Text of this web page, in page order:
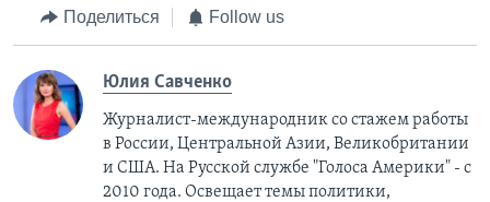
Поделиться Follow us
Юлия Савченко
Журналист-международник cо стажем работы
в России, Центральной Азии, Великобритании
и США. На Русской службе "Голоса Америки" - с
2010 года. Освещает темы политики,